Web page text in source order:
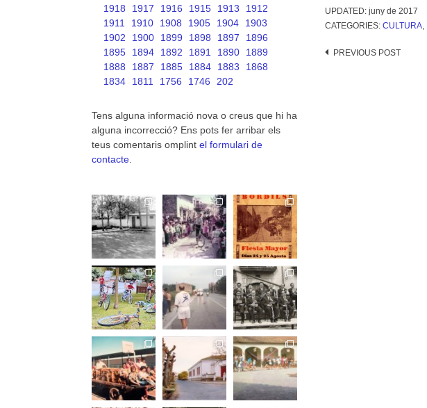
UPDATED: juny de 2017
CATEGORIES: CULTURA,
Post
PREVIOUS POST
1918
1917 1916 1915 1913
1912
1911
1910 1908 1905 1904
1903
1902
1900 1899 1898 1897
1896
1895
1894 1892 1891 1890
1889
1888
1887 1885 1884 1883
1868
1834
1811 1756 1746 202
Tens alguna informació nova o creus que hi ha
alguna incorrecció? Ens pots fer arribar els
teus comentaris omplint el formulari de
contacte